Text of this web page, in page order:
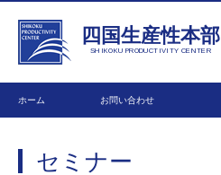
四国生産性本部
SHIKOKU PRODUCTIVITY CENTER
ホーム お問い合わせ
セミナー